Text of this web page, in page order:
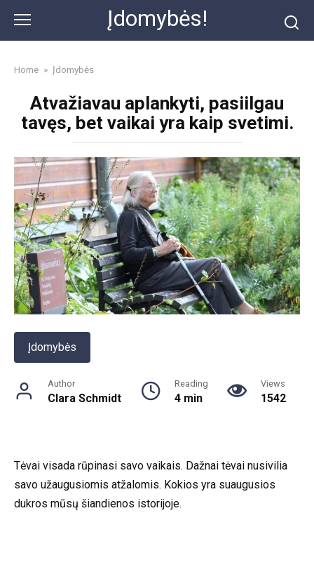
content
Įdomybės!
Home » Įdomybės
Atvažiavau aplankyti, pasiilgau
tavęs, bet vaikai yra kaip svetimi.
Įdomybės
Author
Clara Schmidt
Reading
4 min
Views
1542
Tėvai visada rūpinasi savo vaikais. Dažnai tėvai nusivilia
savo užaugusiomis atžalomis. Kokios yra suaugusios
dukros mūsų šiandienos istorijoje.